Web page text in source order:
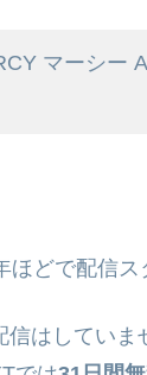
マーシー
どで配信ス
はしてい